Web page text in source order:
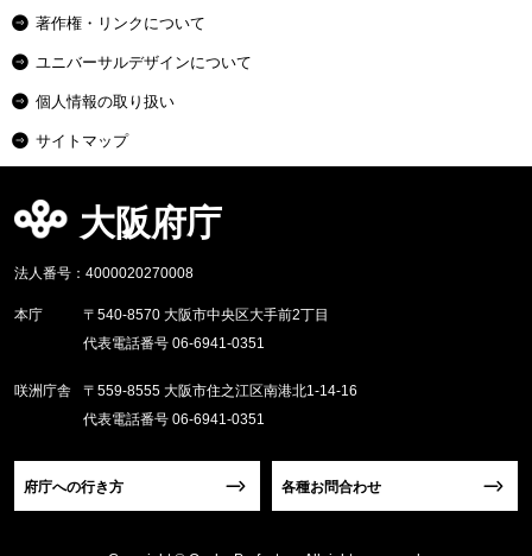
著作権・リンクについて
ユニバーサルデザインについて
個人情報の取り扱い
サイトマップ
大阪府庁
法人番号：4000020270008
本庁
〒540-8570 大阪市中央区大手前2丁目
代表電話番号 06-6941-0351
咲洲庁舎
〒559-8555 大阪市住之江区南港北1-14-16
代表電話番号 06-6941-0351
府庁への行き方 各種お問合わせ